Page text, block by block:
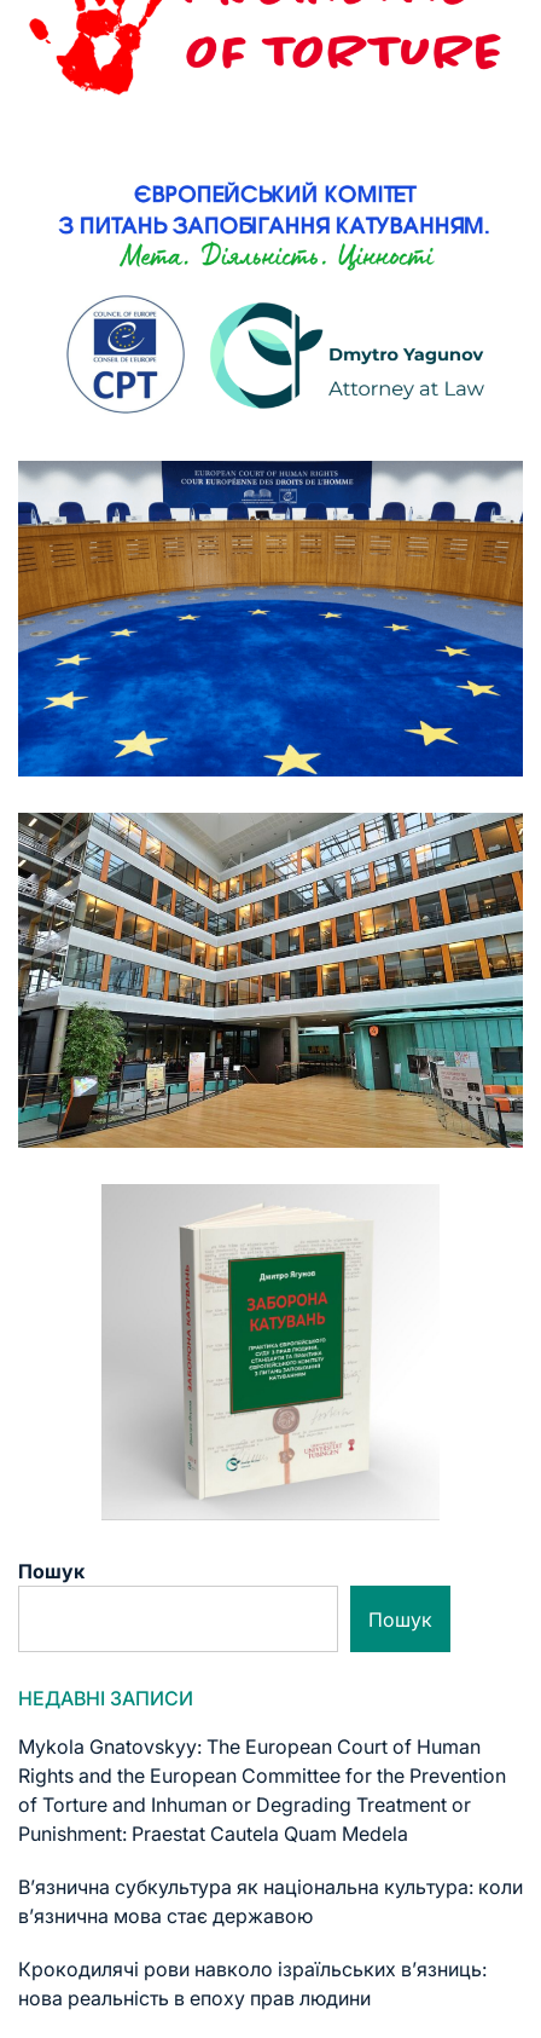
Пошук
Пошук
НЕДАВНІ ЗАПИСИ
Mykola Gnatovskyy: The European Court of Human
Rights and the European Committee for the Prevention
of Torture and Inhuman or Degrading Treatment or
Punishment: Praestat Cautela Quam Medela
В’язнична субкультура як національна культура: коли
в’язнична мова стає державою
Крокодилячі рови навколо ізраїльських в’язниць:
нова реальність в епоху прав людини